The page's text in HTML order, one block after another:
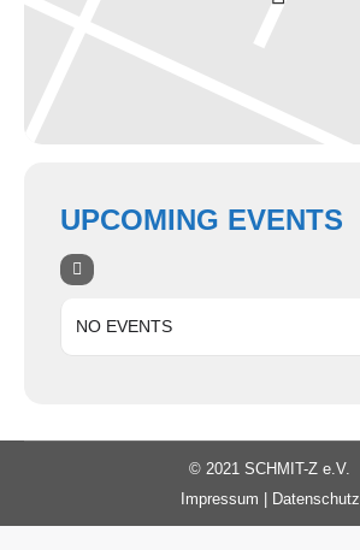
UPCOMING EVENTS
NO EVENTS
© 2021 SCHMIT-Z e.V.
Impressum
Datenschutz